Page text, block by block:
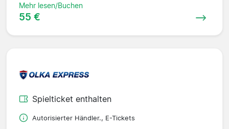
Mehr lesen/Buchen
55 €
Spielticket enthalten
Autorisierter Händler., E-Tickets